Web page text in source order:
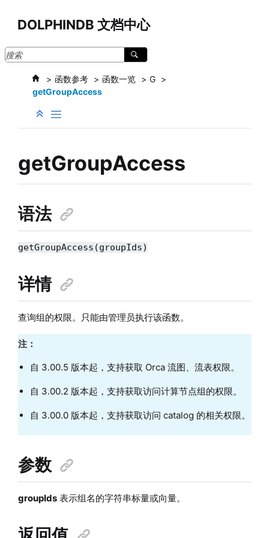
DOLPHINDB 文档中心
函数参考 函数一览
G
getGroupAccess
getGroupAccess
语法
getGroupAccess(groupIds)
详情
查询组的权限。只能由管理员执行该函数。
注：
自 3.00.5 版本起，支持获取 Orca 流图、流表权限。
自 3.00.2 版本起，支持获取访问计算节点组的权限。
自 3.00.0 版本起，支持获取访问 catalog 的相关权限。
参数
groupIds表示组名的字符串标量或向量。